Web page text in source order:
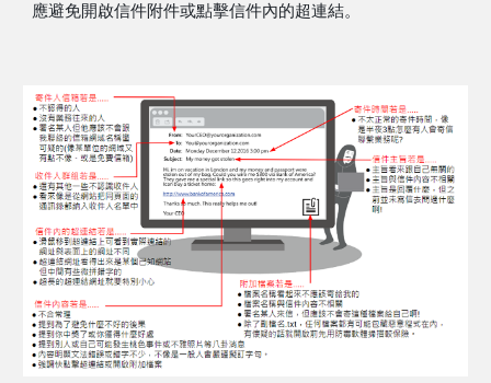
應避免開啟信件附件或點擊信件內的超連結。